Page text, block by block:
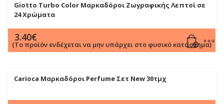
Giotto Turbo Color Μαρκαδόροι Ζωγραφικής Λεπτοί σε
24 Χρώματα
3.40€
(Το προϊόν ενδέχεται να μην υπάρχει στο φυσικό κατάστημα)
Carioca Μαρκαδόροι Perfume Σετ New 30τμχ